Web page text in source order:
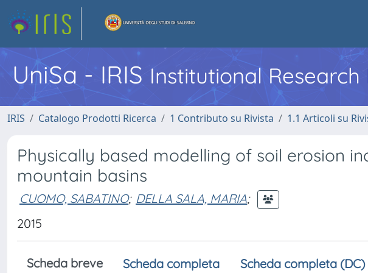
UniSa - IRIS Institutional
IRIS Catalogo Prodotti Ricerca 1 Contributo su Rivista 1.1 Articoli su
Physically based modelling of soil erosion
mountain basins
CUOMO, SABATINO; DELLA SALA, MARIA;
2015
Scheda breve Scheda completa Scheda completa (DC)